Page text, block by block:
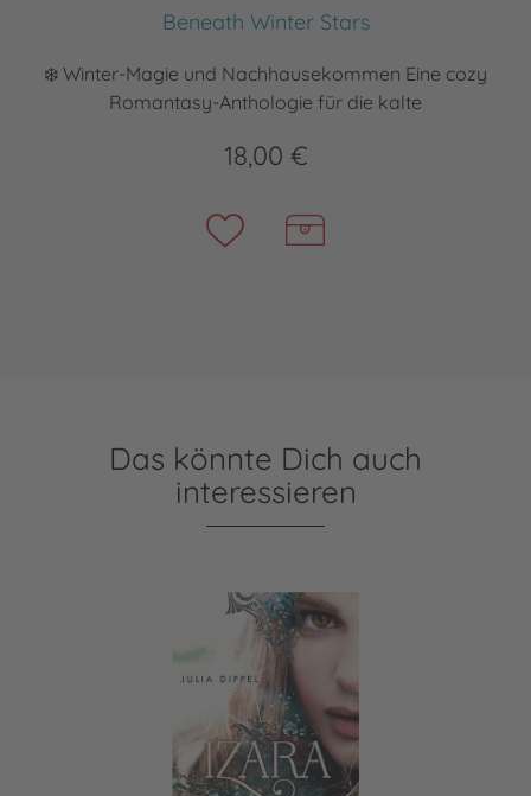
Beneath Winter Stars
❄️ Winter-Magie und Nachhausekommen Eine cozy
Romantasy-Anthologie für die kalte
18,00 €
Das könnte Dich auch
interessieren